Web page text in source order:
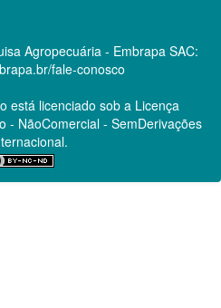
Agropecuária - Embrapa SAC:
fale-conosco
está licenciado sob a Licença
- NãoComercial - SemDerivações